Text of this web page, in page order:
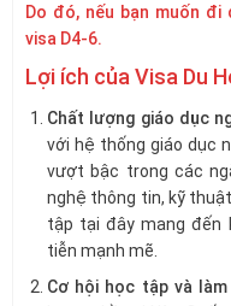
Do đó, nếu bạn muốn đi
visa D4-6.
Lợi ích của Visa Du
Chất lượng giáo dục
với hệ thống giáo dục
vượt bậc trong các
nghệ thông tin, kỹ
tập tại đây mang đến
tiễn mạnh mẽ.
Cơ hội học tập và